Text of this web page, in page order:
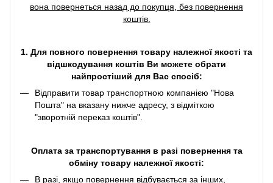
вона повернеться назад до покупця, без повернення
коштів.
1. Для повного повернення товару належної якості та
відшкодування коштів Ви можете обрати
найпростіший для Вас спосіб:
Відправити товар транспортною компанією "Нова
Пошта" на вказану нижче адресу, з відміткою
"зворотній переказ коштів".
Оплата за транспортування в разі повернення та
обміну товару належної якості:
В разі, якщо повернення відбувається за інших,